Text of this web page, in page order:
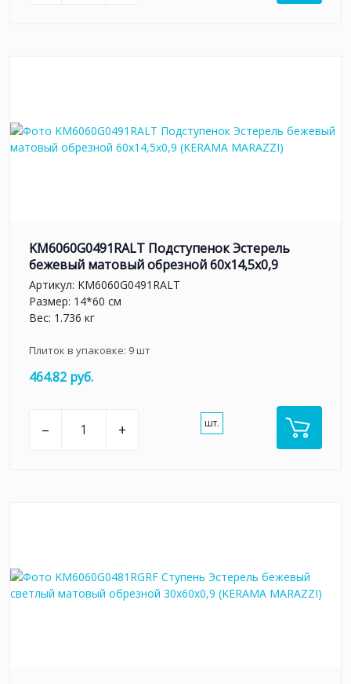
KM6060G0491RALT Подступенок Эстерель
бежевый матовый обрезной 60x14,5x0,9
Артикул: KM6060G0491RALT
Размер: 14*60 см
Вес: 1.736 кг
Плиток в упаковке: 9шт
464.82 руб.
– + шт.